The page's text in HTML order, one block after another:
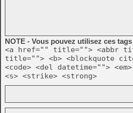
NOTE - Vous pouvez utilisez ces
<a href="" title=""> <abbr
title=""> <b> <blockquote
<code> <del datetime="">
<s> <strike> <strong>